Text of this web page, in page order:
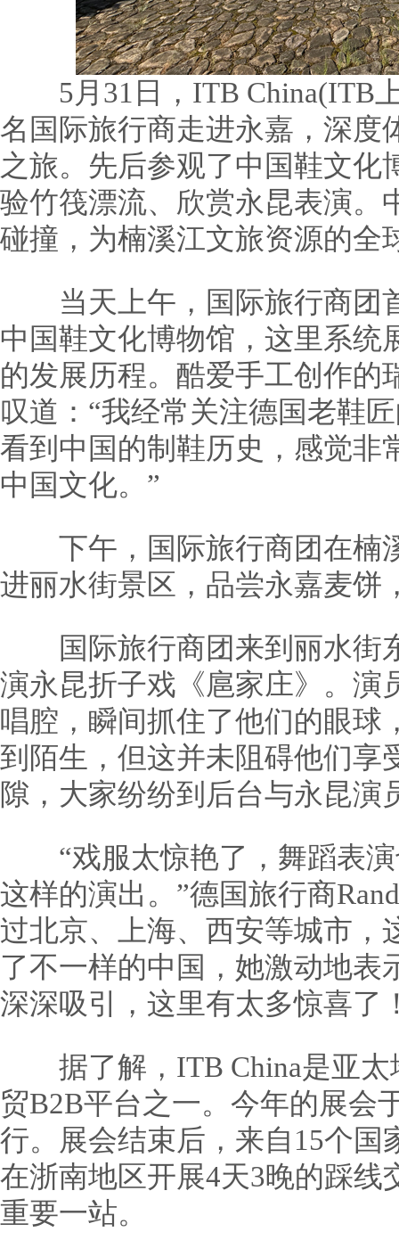
5月31日，ITB China(ITB
名国际旅行商走进永嘉，深度
之旅。先后参观了中国鞋文化
验竹筏漂流、欣赏永昆表演。
碰撞，为楠溪江文旅资源的全
当天上午，国际旅行商团
中国鞋文化博物馆，这里系统
的发展历程。酷爱手工创作的
叹道：“我经常关注德国老鞋
看到中国的制鞋历史，感觉非
中国文化。”
下午，国际旅行商团在楠
进丽水街景区，品尝永嘉麦饼
国际旅行商团来到丽水街
演永昆折子戏《扈家庄》。演
唱腔，瞬间抓住了他们的眼球
到陌生，但这并未阻碍他们享
隙，大家纷纷到后台与永昆演
“戏服太惊艳了，舞蹈表演
这样的演出。”德国旅行商
过北京、上海、西安等城市，
了不一样的中国，她激动地表
深深吸引，这里有太多惊喜了
据了解，ITB China是亚太
贸B2B平台之一。今年的展会
行。展会结束后，来自15个国
在浙南地区开展4天3晚的踩线
重要一站。